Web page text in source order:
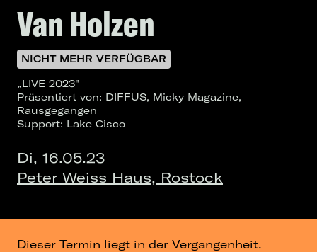
Van Holzen
NICHT MEHR VERFÜGBAR
„LIVE 2023"
Präsentiert von: DIFFUS, Micky Magazine,
Rausgegangen
Support: Lake Cisco
Di, 16.05.23
Peter Weiss Haus, Rostock
Dieser Termin liegt in der Vergangenheit.